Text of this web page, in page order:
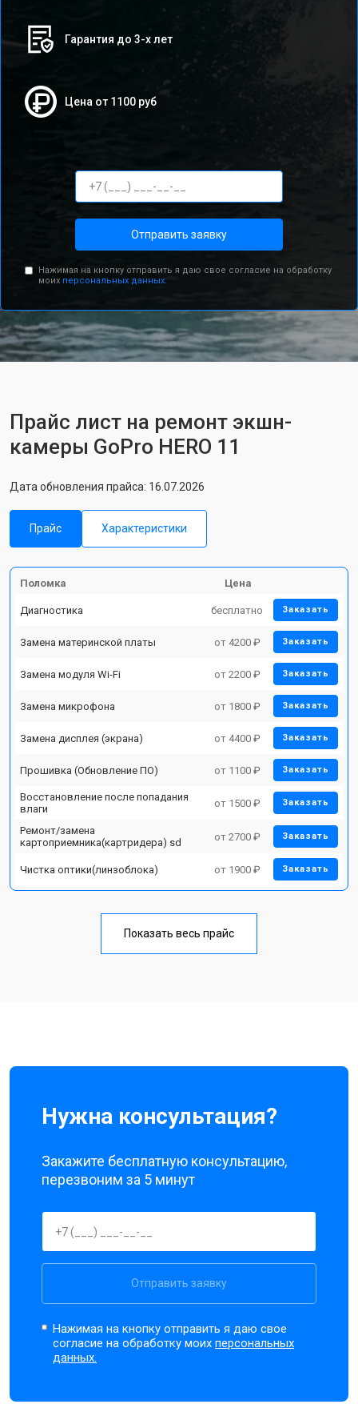
Гарантия до 3-х лет
Цена от 1100 руб
Отправить заявку
Нажимая на кнопку отправить я даю свое согласие на обработку
моих персональных данных.
Прайс лист на ремонт экшн-
камеры GoPro HERO 11
Дата обновления прайса: 16.07.2026
Прайс Характеристики
Поломка Цена
Диагностика бесплатно Заказать
Замена материнской платы от 4200 ₽ Заказать
Замена модуля Wi-Fi от 2200 ₽ Заказать
Замена микрофона от 1800 ₽ Заказать
Замена дисплея (экрана) от 4400 ₽ Заказать
Прошивка (Обновление ПО) от 1100 ₽ Заказать
Восстановление после попадания
влаги
от 1500 ₽ Заказать
Ремонт/замена
картоприемника(картридера) sd
от 2700 ₽ Заказать
Чистка оптики(линзоблока) от 1900 ₽ Заказать
Показать весь прайс
Нужна консультация?
Закажите бесплатную консультацию,
перезвоним за 5 минут
Отправить заявку
Нажимая на кнопку отправить я даю свое
согласие на обработку моихперсональных
данных.